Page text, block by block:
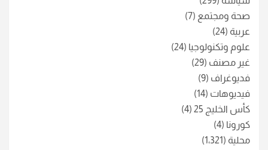
صحة ومجتمع (7)
عربية (24)
علوم وتكنولوجيا (24)
غير مصنف (29)
فديوغراف (9)
فيديوهات (14)
كأس الخليج 25
(4)
كورونا (4)
محلية (1٬321)